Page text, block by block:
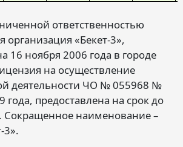
ответственностью
организация «Бекет-3»,
16 ноября 2006 года в городе
на осуществление
деятельности ЧО № 055968 №
года, предоставлена на срок до
Сокращенное наименование –